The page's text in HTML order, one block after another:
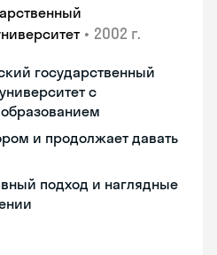
• 2002 г.
государственный
с
и продолжает давать
подход и наглядные